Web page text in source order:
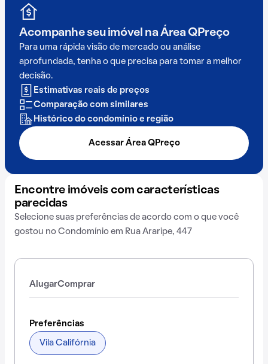
Acompanhe seu imóvel na Área QPreço
Para uma rápida visão de mercado ou análise
aprofundada, tenha o que precisa para tomar a melhor
decisão.
Estimativas reais de preços
Comparação com similares
Histórico do condomínio e região
Acessar Área QPreço
Encontre imóveis com características
parecidas
Selecione suas preferências de acordo com o que você
gostou no Condomínio em Rua Araripe, 447
AlugarComprar
Preferências
Vila Califórnia